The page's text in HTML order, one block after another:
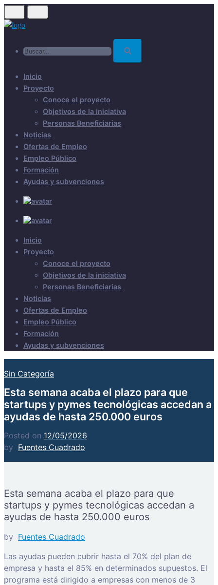
Skip
to
Inicio
Proyecto
Conoce el proyecto
Objetivos de la iniciativa
Personas Beneficiarias
Noticias
Ofertas de Empleo
Empleo Público
Formación
Ayudas y subvenciones
Inicio
Proyecto
Conoce el proyecto
Objetivos de la iniciativa
Personas Beneficiarias
Noticias
Ofertas de Empleo
Empleo Público
Formación
Ayudas y subvenciones
Sin Categoría
Esta semana acaba el plazo para que
startups y pymes tecnológicas accedan a
ayudas de hasta 250.000 euros
Posted on 12/05/2026
by Fuentes Cuadrado
Esta semana acaba el plazo para que
startups y pymes tecnológicas accedan a
ayudas de hasta 250.000 euros
by Fuentes Cuadrado
Las ayudas pueden cubrir hasta el 70% del plan de
empresa y hasta el 85% en determinados supuestos. El
programa está dirigido a empresas con menos de 3